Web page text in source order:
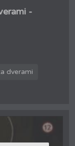
-
dverami